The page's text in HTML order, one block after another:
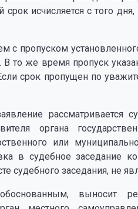
исчисляется с того
с пропуском
В то же время пропуск
срок пропущен по
рассматривается
органа
или
в судебное заседание
судебного заседания, не
выносит